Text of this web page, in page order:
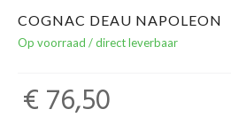
Geels Witteke De Maan's Jenever
COGNAC DEAU NAPOLEON
Op voorraad / direct leverbaar
€ 76,50